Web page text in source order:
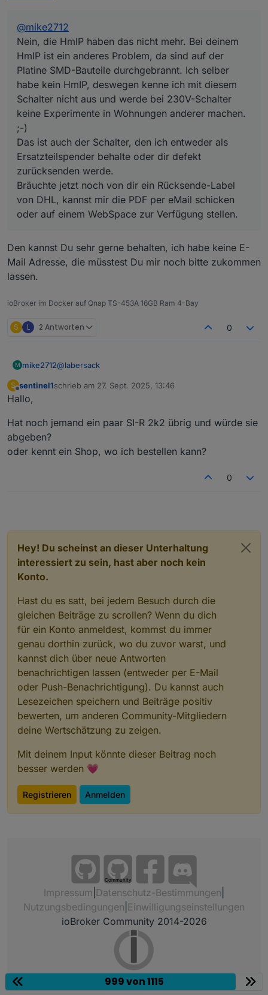
Ersatzteilspender behalte oder dir defekt
zurücksenden werde.
Bräuchte jetzt noch von dir ein Rücksende-Label
von DHL, kannst mir die PDF per eMail schicken
oder auf einem WebSpace zur Verfügung stellen.
@mike2712
Nein, die HmIP haben das nicht mehr. Bei deinem
HmIP ist ein anderes Problem, da sind auf der
Platine SMD-Bauteile durchgebrannt. Ich selber
habe kein HmIP, deswegen kenne ich mit diesem
Schalter nicht aus und werde bei 230V-Schalter
keine Experimente in Wohnungen anderer machen.
;-)
Das ist auch der Schalter, den ich entweder als
Ersatzteilspender behalte oder dir defekt
zurücksenden werde.
Bräuchte jetzt noch von dir ein Rücksende-Label
von DHL, kannst mir die PDF per eMail schicken
oder auf einem WebSpace zur Verfügung stellen.
Den kannst Du sehr gerne behalten, ich habe keine E-
Mail Adresse, die müsstest Du mir noch bitte zukommen
lassen.
ioBroker im Docker auf Qnap TS-453A 16GB Ram 4-Bay
S L 2 Antworten 0
M mike2712@labersack
@labersacksagte inAngebot für Reparatur des
@mike2712
Nein, die HmIP haben das nicht mehr. Bei
auf der Platine SMD-Bauteile durchgebrannt.
mit diesem Schalter nicht aus und werde bei
zurücksenden werde.
Bräuchte jetzt noch von dir ein Rücksende-
Label von DHL, kannst mir die PDF per eMail
schicken oder auf einem WebSpace zur
E-Mail Adresse, die müsstest Du mir noch bitte
S
Offline
sentinel1schrieb am 27. Sept. 2025, 13:46
zuletzt editiert von
Hallo,
Hat noch jemand ein paar SI-R 2k2 übrig und würde sie
abgeben?
oder kennt ein Shop, wo ich bestellen kann?
0
Hey! Du scheinst an dieser Unterhaltung
interessiert zu sein, hast aber noch kein
Konto.
Hast du es satt, bei jedem Besuch durch die
gleichen Beiträge zu scrollen? Wenn du dich
für ein Konto anmeldest, kommst du immer
genau dorthin zurück, wo du zuvor warst, und
kannst dich über neue Antworten
benachrichtigen lassen (entweder per E-Mail
oder Push-Benachrichtigung). Du kannst auch
Lesezeichen speichern und Beiträge positiv
bewerten, um anderen Community-Mitgliedern
deine Wertschätzung zu zeigen.
Mit deinem Input könnte dieser Beitrag noch
besser werden 💗
Registrieren Anmelden
Community
Impressum Datenschutz-Bestimmungen
Nutzungsbedingungen Einwilligungseinstellungen
ioBroker Community 2014-2026
999 von 1115